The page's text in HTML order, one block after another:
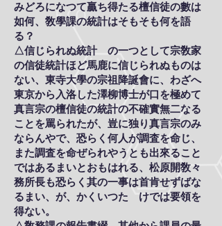
みどろになつて贏ち得たる檀信徒の數は
如何、敎學課の統計はそもそも何を語
る？
△信じられぬ統計 の一つとして宗敎家
の信徒統計ほど馬鹿に信じられぬものは
ない、東寺大學の宗祖降誕會に、わざへ
東京から入洛した澤柳博士が口を極めて
真言宗の檀信徒の統計の不確實無二なる
ことを罵られたが、豈に独り真言宗のみ
ならんやで、恐らく何人が調査を命じ、
また調査を命ぜられやうとも出來ること
ではあるまいとおもはれる、松原開敎々
務所長も恐らく其の一事は首肯せずばな
るまい、が、かくいつたゞけでは要領を
得ない。